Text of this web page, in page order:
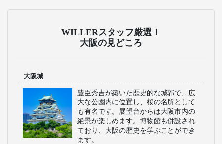
WILLERスタッフ厳選！
大阪の見どころ
大阪城
豊臣秀吉が築いた歴史的な城郭で、広
大な公園内に位置し、桜の名所として
も有名です。展望台からは大阪市内の
絶景が楽しめます。博物館も併設され
ており、大阪の歴史を学ぶことができ
ます。